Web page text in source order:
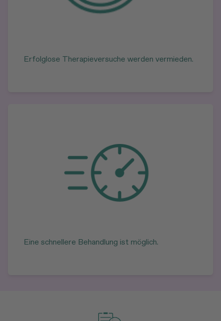
Erfolglose Therapieversuche werden vermieden.
Eine schnellere Behandlung ist möglich.